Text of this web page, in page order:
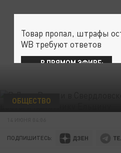
ОБЩЕСТВО
ПОДПИШИТЕСЬ:
Товар пропал, штрафы
WB требуют ответов
В ПРЯМОМ ЭФИРЕ: